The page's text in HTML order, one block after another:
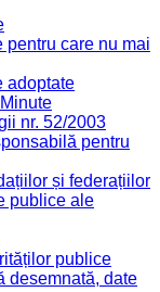
pentru care nu mai
adoptate
nr. 52/2003
pentru
și federațiilor
publice ale
publice
desemnată, date